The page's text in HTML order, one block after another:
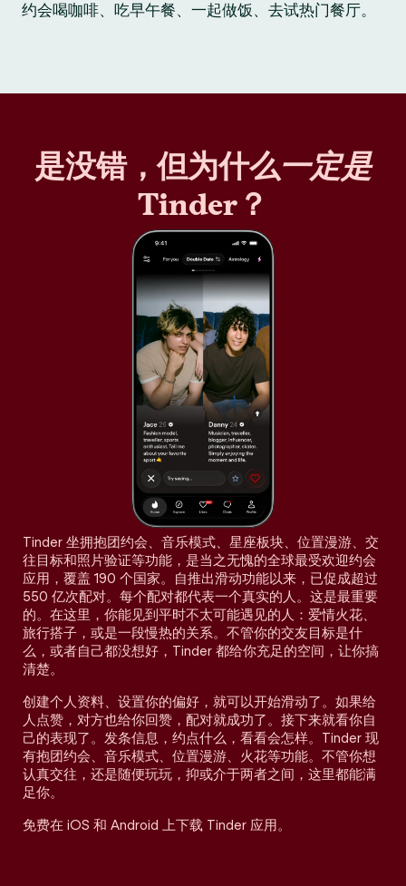
约会喝咖啡、吃早午餐、一起做饭、去试热门餐厅。
是没错，但为什么一定是
Tinder？
Tinder 坐拥抱团约会、音乐模式、星座板块、位置漫游、交
往目标和照片验证等功能，是当之无愧的全球最受欢迎约会
应用，覆盖 190 个国家。自推出滑动功能以来，已促成超过
550 亿次配对。每个配对都代表一个真实的人。这是最重要
的。在这里，你能见到平时不太可能遇见的人：爱情火花、
旅行搭子，或是一段慢热的关系。不管你的交友目标是什
么，或者自己都没想好，Tinder 都给你充足的空间，让你搞
清楚。
创建个人资料、设置你的偏好，就可以开始滑动了。如果给
人点赞，对方也给你回赞，配对就成功了。接下来就看你自
己的表现了。发条信息，约点什么，看看会怎样。Tinder 现
有抱团约会、音乐模式、位置漫游、火花等功能。不管你想
认真交往，还是随便玩玩，抑或介于两者之间，这里都能满
足你。
免费在 iOS 和 Android 上下载 Tinder 应用。